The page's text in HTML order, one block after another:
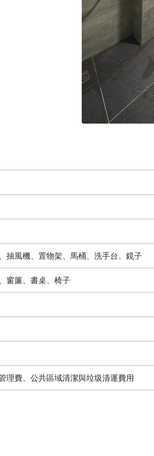
抽風機、置物架、馬桶、洗手台、鏡子
窗簾、書桌、椅子
理費、公共區域清潔與垃圾清運費用